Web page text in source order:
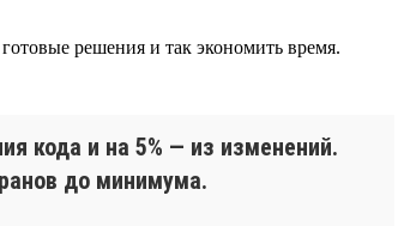
решения и так экономить время.
кода и на 5% — из изменений.
до минимума.